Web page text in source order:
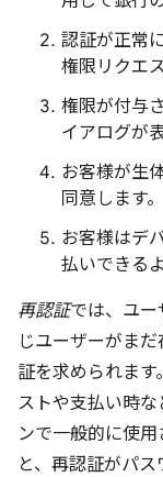
認証が正常
権限リクエ
権限が付与
イアログが
お客様が生
同意します。
お客様はデ
払いできる
再認証では、ユー
じユーザーがま
証を求められま
ストや支払い時
ンで一般的に使
と、再認証がパ